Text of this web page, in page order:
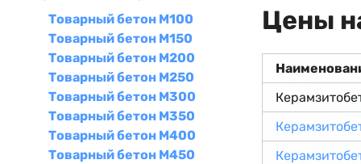
Товарный бетон М100
Товарный бетон М150
Товарный бетон М200
Товарный бетон М250
Товарный бетон М300
Товарный бетон М350
Товарный бетон М400
Товарный бетон М450
Цены